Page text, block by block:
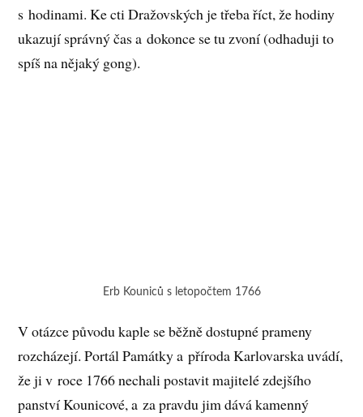
s hodinami. Ke cti Dražovských je třeba říct, že hodiny
ukazují správný čas a dokonce se tu zvoní (odhaduji to
spíš na nějaký gong).
Erb Kouniců s letopočtem 1766
V otázce původu kaple se běžně dostupné prameny
rozcházejí. Portál Památky a příroda Karlovarska uvádí,
že ji v roce 1766 nechali postavit majitelé zdejšího
panství Kounicové, a za pravdu jim dává kamenný